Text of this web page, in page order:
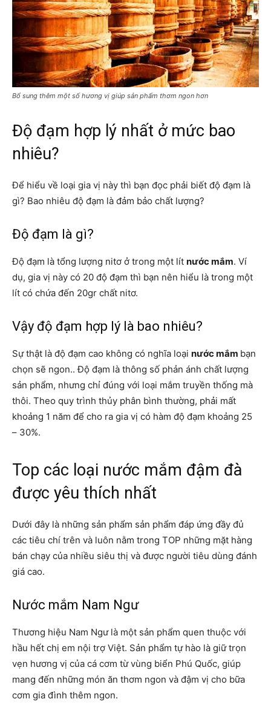
Bổ sung thêm một số hương vị giúp sản phẩm thơm ngon hơn
Độ đạm hợp lý nhất ở mức bao
nhiêu?
Để hiểu về loại gia vị này thì bạn đọc phải biết độ đạm là
gì? Bao nhiêu độ đạm là đảm bảo chất lượng?
Độ đạm là gì?
Độ đạm là tổng lượng nitơ ở trong một lít nước mắm. Ví
dụ, gia vị này có 20 độ đạm thì bạn nên hiểu là trong một
lít có chứa đến 20gr chất nitơ.
Vậy độ đạm hợp lý là bao nhiêu?
Sự thật là độ đạm cao không có nghĩa loại nước mắm bạn
chọn sẽ ngon.. Độ đạm là thông số phản ánh chất lượng
sản phẩm, nhưng chỉ đúng với loại mắm truyền thống mà
thôi. Theo quy trình thủy phân bình thường, phải mất
khoảng 1 năm để cho ra gia vị có hàm độ đạm khoảng 25
– 30%.
Top các loại nước mắm đậm đà
được yêu thích nhất
Dưới đây là những sản phẩm sản phẩm đáp ứng đầy đủ
các tiêu chí trên và luôn nằm trong TOP những mặt hàng
bán chạy của nhiều siêu thị và được người tiêu dùng đánh
giá cao.
Nước mắm Nam Ngư
Thương hiệu Nam Ngưlà một sản phẩm quen thuộc với
hầu hết chị em nội trợ Việt. Sản phẩm tự hào là giữ trọn
vẹn hương vị của cá cơm từ vùng biển Phú Quốc, giúp
mang đến những món ăn thơm ngon và đậm vị cho bữa
cơm gia đình thêm ngon.